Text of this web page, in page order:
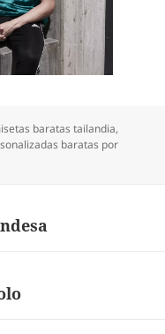
baratas tailandia,
baratas por